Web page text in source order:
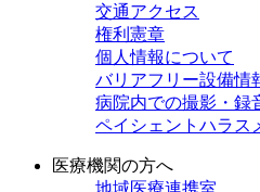
交通アクセス
権利憲章
個人情報について
バリアフリー設備情
病院内での撮影・録
ペイシェントハラス
医療機関の方へ
地域医療連携室